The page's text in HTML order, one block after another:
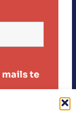
mails te